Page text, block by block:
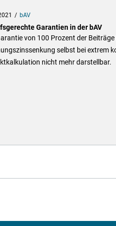
bAV
Garantien in der bAV
von 100 Prozent der
selbst bei extrem
nicht mehr darstellbar.